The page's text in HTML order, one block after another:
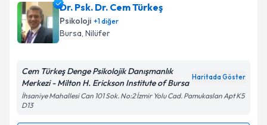
Klinik Psikolog Berken Gündüz
talebi oluşturun. Size bu uzmandan randevu almanız
için bir takvim hazırlandığında e-posta ile
bilgilendireceğiz.
Dr. Psk. Dr. Cem Türkeş
Psikoloji +1diğer
Bursa, Nilüfer
Cem Türkeş Denge Psikolojik Danışmanlık
Merkezi - Milton H. Erickson Institute of Bursa
Haritada Göster
İhsaniye Mahallesi Can 101 Sok. No:2 İzmir Yolu Cad. Pamukaslan Apt K5
D13